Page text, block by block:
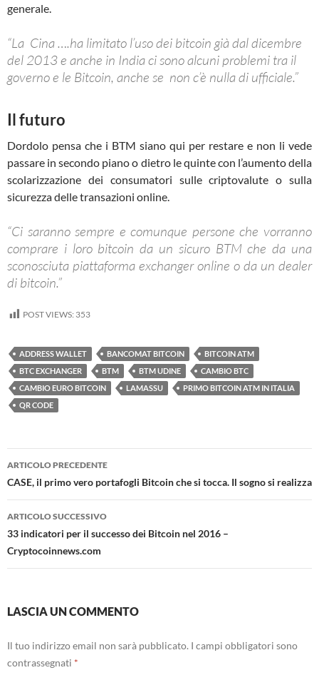
generale.
“La Cina ….ha limitato l’uso dei bitcoin già dal dicembre
del 2013 e anche in India ci sono alcuni problemi tra il
governo e le Bitcoin, anche se non c’è nulla di ufficiale.”
Il futuro
Dordolo pensa che i BTM siano qui per restare e non li vede
passare in secondo piano o dietro le quinte con l’aumento della
scolarizzazione dei consumatori sulle criptovalute o sulla
sicurezza delle transazioni online.
“Ci saranno sempre e comunque persone che vorranno
comprare i loro bitcoin da un sicuro BTM che da una
sconosciuta piattaforma exchanger online o da un dealer
di bitcoin.”
POST VIEWS: 353
ADDRESS WALLET BANCOMAT BITCOIN
BITCOIN ATM
BTC EXCHANGER
BTM BTM UDINE
CAMBIO BTC
CAMBIO EURO BITCOIN
LAMASSU
PRIMO BITCOIN ATM IN ITALIA
QR CODE
Navigazione
articolo
ARTICOLO PRECEDENTE
CASE, il primo vero portafogli Bitcoin che si tocca. Il sogno si realizza
ARTICOLO SUCCESSIVO
33 indicatori per il successo dei Bitcoin nel 2016 –
Cryptocoinnews.com
LASCIA UN COMMENTO
Il tuo indirizzo email non sarà pubblicato. I campi obbligatori sono
contrassegnati *